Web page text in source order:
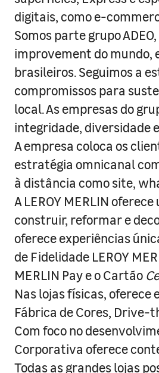
digitais, como e-
Somos parte grupo
improvement do mundo,
brasileiros. Seguimos a
compromissos para
local. As empresas do
integridade, diversidade
A empresa coloca os
estratégia omnicanal
à distância como site,
A LEROY MERLIN
construir, reformar e
oferece experiências
de Fidelidade LEROY
MERLIN Pay e o Cartão
Nas lojas físicas,
Fábrica de Cores, Drive-
Com foco no
Corporativa oferece
Todas as grandes lojas